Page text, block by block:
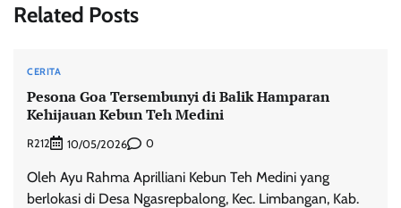
Related Posts
CERITA
Pesona Goa Tersembunyi di Balik Hamparan
Kehijauan Kebun Teh Medini
R212 10/05/2026 0
Oleh Ayu Rahma Aprilliani Kebun Teh Medini yang
berlokasi di Desa Ngasrepbalong, Kec. Limbangan, Kab.